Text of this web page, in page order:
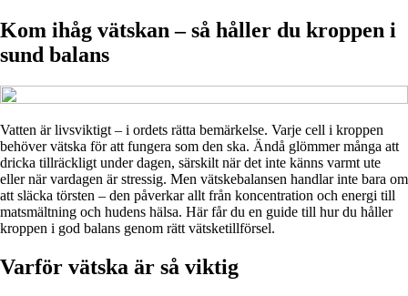
Kom ihåg vätskan – så håller du kroppen i
sund balans
Vatten är livsviktigt – i ordets rätta bemärkelse. Varje cell i kroppen
behöver vätska för att fungera som den ska. Ändå glömmer många att
dricka tillräckligt under dagen, särskilt när det inte känns varmt ute
eller när vardagen är stressig. Men vätskebalansen handlar inte bara om
att släcka törsten – den påverkar allt från koncentration och energi till
matsmältning och hudens hälsa. Här får du en guide till hur du håller
kroppen i god balans genom rätt vätsketillförsel.
Varför vätska är så viktig